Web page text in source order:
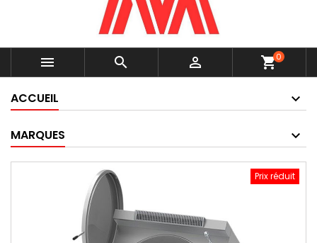
   shopping_cart0
ACCUEIL
MARQUES
Prix réduit